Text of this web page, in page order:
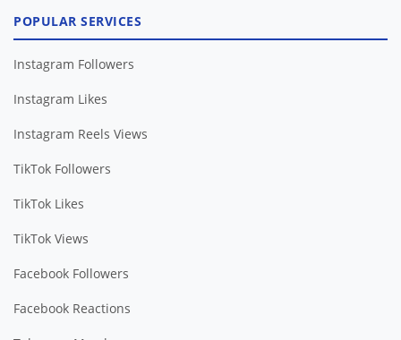
POPULAR SERVICES
Instagram Followers
Instagram Likes
Instagram Reels Views
TikTok Followers
TikTok Likes
TikTok Views
Facebook Followers
Facebook Reactions